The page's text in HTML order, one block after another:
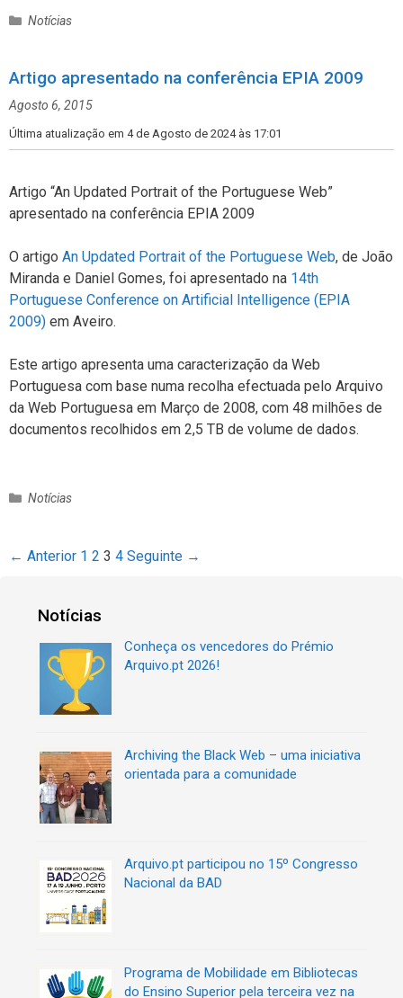
C
e
o
r
i
s
Notícias
Artigo apresentado na conferência EPIA 2009
Agosto 6, 2015
Última atualização em 4 de Agosto de 2024 às 17:01
Artigo “An Updated Portrait of the Portuguese Web”
apresentado na conferência EPIA 2009
O artigo An Updated Portrait of the Portuguese Web, de João
Miranda e Daniel Gomes, foi apresentado na 14th
Portuguese Conference on Artificial Intelligence (EPIA
2009) em Aveiro.
Este artigo apresenta uma caracterização da Web
Portuguesa com base numa recolha efectuada pelo Arquivo
da Web Portuguesa em Março de 2008, com 48 milhões de
documentos recolhidos em 2,5 TB de volume de dados.
C
e
Notícias
N
← Anterior 1 2 3 4 Seguinte →
Notícias
Conheça os vencedores do Prémio
Arquivo.pt 2026!
Archiving the Black Web – uma iniciativa
orientada para a comunidade
Arquivo.pt participou no 15º Congresso
Nacional da BAD
Programa de Mobilidade em Bibliotecas
do Ensino Superior pela terceira vez na